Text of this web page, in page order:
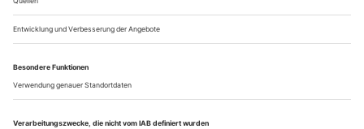
eigentlich egal.
Mir nicht. Am liebsten wäre mir 39, meinetwegen 49.
Sie haben, so schilderten Sie es einmal, früher am Pult
wilde Bewegungen vollführt. Wann legt man das ab?
Mein Wiener Lehrer Hans Swarowsky hat mich einmal bei